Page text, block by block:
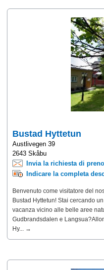
Bustad Hyttetun
Austlivegen 39
2643 Skåbu
Invia la richiesta di
Indicare la completa
Benvenuto come visitatore del
Bustad Hyttetun! Stai cercando
vacanza vicino alle belle aree
Gudbrandsdalen e
Hy... →